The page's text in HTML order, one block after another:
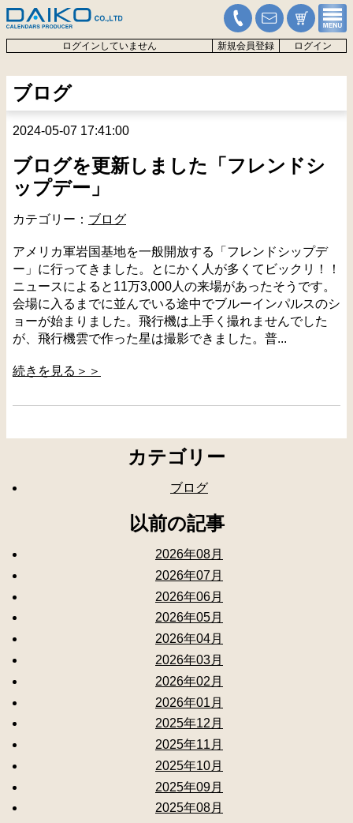
ログインしていません 新規会員登録 ログイン
ブログ
2024-05-07 17:41:00
ブログを更新しました「フレンドシ
ップデー」
カテゴリー： ブログ
アメリカ軍岩国基地を一般開放する「フレンドシップデ
ー」に行ってきました。とにかく人が多くてビックリ！！
ニュースによると11万3,000人の来場があったそうです。
会場に入るまでに並んでいる途中でブルーインパルスのシ
ョーが始まりました。飛行機は上手く撮れませんでした
が、飛行機雲で作った星は撮影できました。普...
続きを見る＞＞
カテゴリー
ブログ
以前の記事
2026年08月
2026年07月
2026年06月
2026年05月
2026年04月
2026年03月
2026年02月
2026年01月
2025年12月
2025年11月
2025年10月
2025年09月
2025年08月